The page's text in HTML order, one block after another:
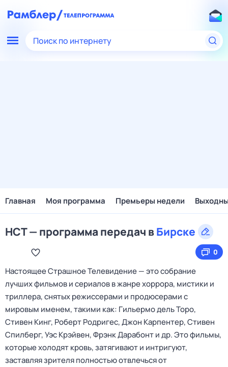
Поиск по интернету
Главная Моя программа Премьеры недели
НСТ — программа передач вБирске
0
Настоящее Страшное Телевидение — это собрание
лучших фильмов и сериалов в жанре хоррора, мистики и
триллера, снятых режиссерами и продюсерами с
мировым именем, такими как: Гильермо дель Торо,
Стивен Кинг, Роберт Родригес, Джон Карпентер, Стивен
Спилберг, Уэс Крэйвен, Фрэнк Дарабонт и др. Это фильмы,
которые холодят кровь, затягивают и интригуют,
заставляя зрителя полностью отвлечься от